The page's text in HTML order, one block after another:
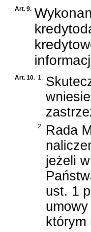
Art. 9.
Art. 10. 1.
2. Rada
jeżeli
ust. 1